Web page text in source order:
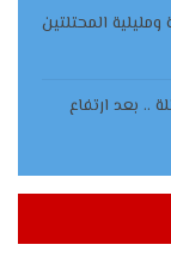
المحتلتين
.. بعد ارتفاع